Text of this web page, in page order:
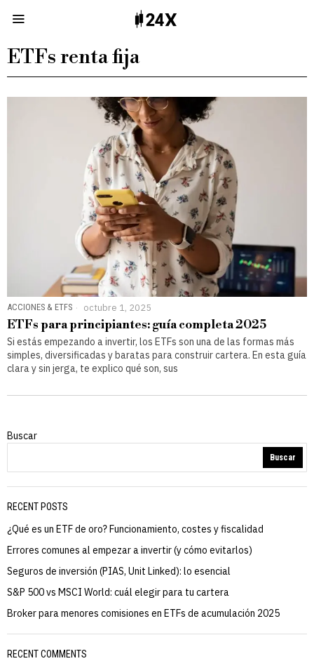
ETFs renta fija
ACCIONES & ETFS octubre 1, 2025
ETFs para principiantes: guía completa 2025
Si estás empezando a invertir, los ETFs son una de las formas más
simples, diversificadas y baratas para construir cartera. En esta guía
clara y sin jerga, te explico qué son, sus
Buscar
Buscar
RECENT POSTS
¿Qué es un ETF de oro? Funcionamiento, costes y fiscalidad
Errores comunes al empezar a invertir (y cómo evitarlos)
Seguros de inversión (PIAS, Unit Linked): lo esencial
S&P 500 vs MSCI World: cuál elegir para tu cartera
Broker para menores comisiones en ETFs de acumulación 2025
RECENT COMMENTS